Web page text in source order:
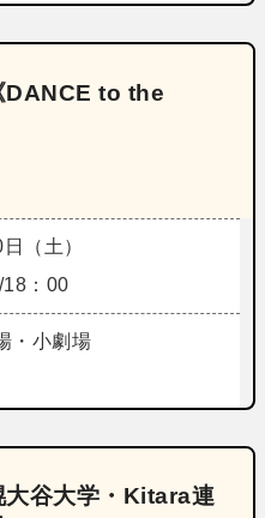
DANCE to the
（土）
18：00
・小劇場
大谷大学・Kitara連